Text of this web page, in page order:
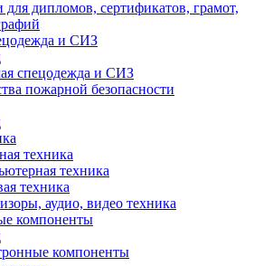
для дипломов, сертификатов, грамот,
и СИЗ
спецодежда и СИЗ
пожарной безопасности
техника
техника
техника
аудио, видео техника
компоненты
компоненты